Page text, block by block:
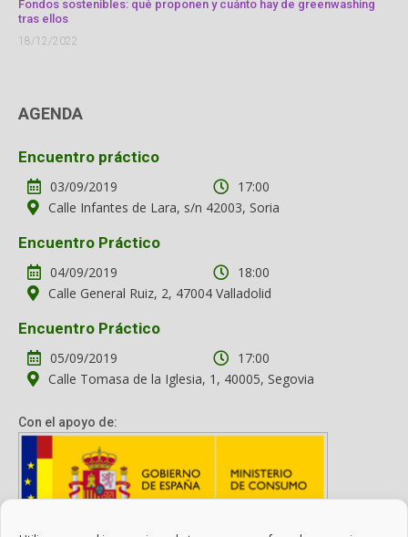
Fondos sostenibles: qué proponen y cuánto hay de greenwashing
tras ellos
18/12/2022
AGENDA
Encuentro práctico
03/09/2019
17:00
Calle Infantes de Lara, s/n 42003, Soria
Encuentro Práctico
04/09/2019
18:00
Calle General Ruiz, 2, 47004 Valladolid
Encuentro Práctico
05/09/2019
17:00
Calle Tomasa de la Iglesia, 1, 40005, Segovia
Con el apoyo de: